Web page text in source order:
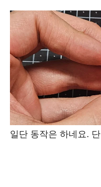
일단 동작은 하네요.